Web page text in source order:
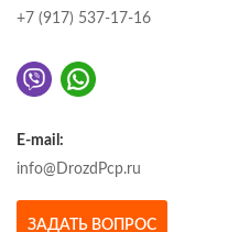
+7 (917) 537-17-16
E-mail:
info@DrozdPcp.ru
ЗАДАТЬ ВОПРОС